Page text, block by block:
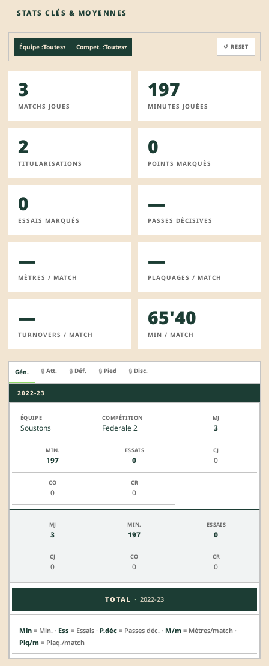
STATS CLÉS & MOYENNES
Équipe :Toutes▾ Compet. :Toutes▾ ↺ RESET
3
MATCHS JOUES
197
MINUTES JOUÉES
2
TITULARISATIONS
0
POINTS MARQUÉS
0
ESSAIS MARQUÉS
—
PASSES DÉCISIVES
—
MÈTRES / MATCH
—
PLAQUAGES / MATCH
—
TURNOVERS / MATCH
65'40
MIN / MATCH
Gén. 🔒 Att. 🔒 Déf. 🔒 Pied 🔒 Disc.
2022-23
Soustons Federale 2 3
197 0 0
0 0
3 197 0
0 0 0
TOTAL · 2022-23
Min = Min. · Ess = Essais · P.déc = Passes déc. · M/m = Mètres/match ·
Plq/m = Plaq./match